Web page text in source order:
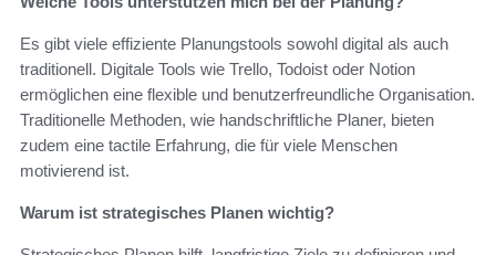
Es gibt viele effiziente Planungstools sowohl digital als auch
traditionell. Digitale Tools wie Trello, Todoist oder Notion
ermöglichen eine flexible und benutzerfreundliche Organisation.
Traditionelle Methoden, wie handschriftliche Planer, bieten
zudem eine tactile Erfahrung, die für viele Menschen
motivierend ist.
Warum ist strategisches Planen wichtig?